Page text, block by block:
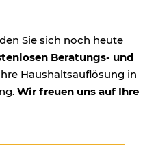
Sie sich noch heute
Beratungs- und
Haushaltsauflösung in
Wir freuen uns auf Ihre